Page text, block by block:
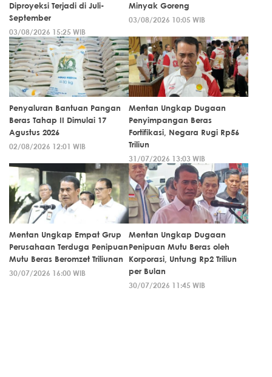
Diproyeksi Terjadi di Juli-
September
03/08/2026 15:25 WIB
Minyak Goreng
03/08/2026 10:05 WIB
Penyaluran Bantuan Pangan
Beras Tahap II Dimulai 17
Agustus 2026
02/08/2026 12:01 WIB
Mentan Ungkap Dugaan
Penyimpangan Beras
Fortifikasi, Negara Rugi Rp56
Triliun
31/07/2026 13:03 WIB
Mentan Ungkap Empat Grup
Perusahaan Terduga Penipuan
Mutu Beras Beromzet Triliunan
30/07/2026 16:00 WIB
Mentan Ungkap Dugaan
Penipuan Mutu Beras oleh
Korporasi, Untung Rp2 Triliun
per Bulan
30/07/2026 11:45 WIB